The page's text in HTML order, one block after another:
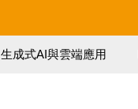
生成式AI與雲端應用